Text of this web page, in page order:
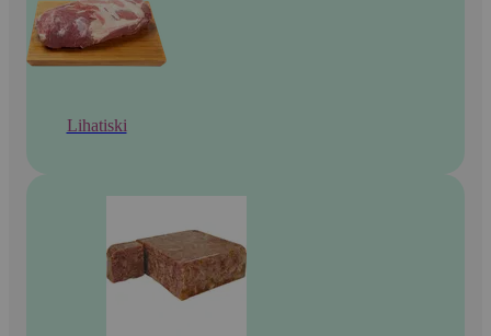
Lihatiski